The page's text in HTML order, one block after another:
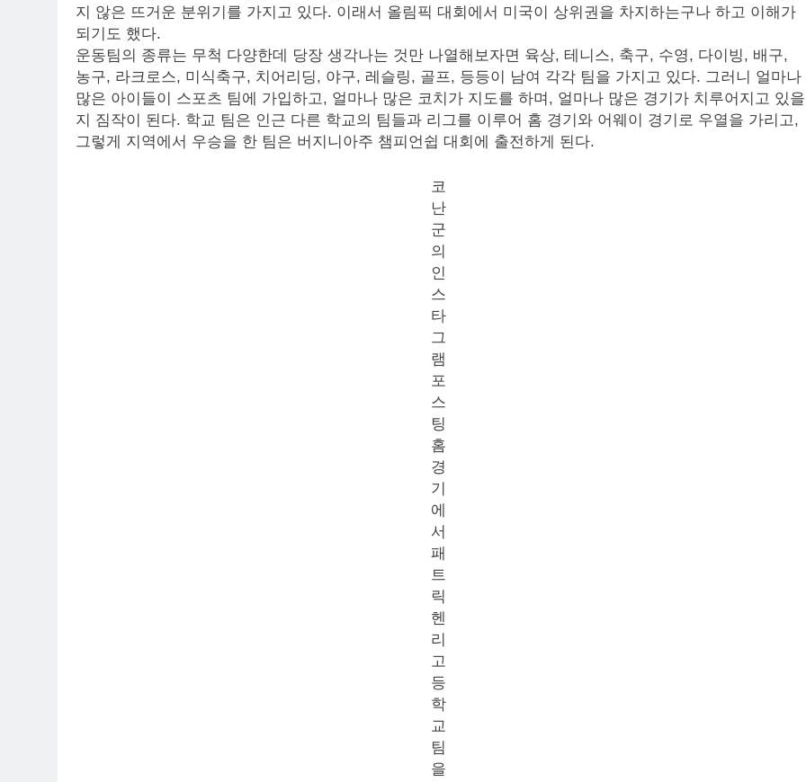
지 않은 뜨거운 분위기를 가지고 있다. 이래서 올림픽 대회에서 미국이 상위권을 차지하는구나 하고 이해가
되기도 했다.
운동팀의 종류는 무척 다양한데 당장 생각나는 것만 나열해보자면 육상, 테니스, 축구, 수영, 다이빙, 배구,
농구, 라크로스, 미식축구, 치어리딩, 야구, 레슬링, 골프, 등등이 남여 각각 팀을 가지고 있다. 그러니 얼마나
많은 아이들이 스포츠 팀에 가입하고, 얼마나 많은 코치가 지도를 하며, 얼마나 많은 경기가 치루어지고 있을
지 짐작이 된다. 학교 팀은 인근 다른 학교의 팀들과 리그를 이루어 홈 경기와 어웨이 경기로 우열을 가리고,
그렇게 지역에서 우승을 한 팀은 버지니아주 챔피언쉽 대회에 출전하게 된다.
코
난
군
의
인
스
타
그
램
포
스
팅
홈
경
기
에
서
패
트
릭
헨
리
고
등
학
교
팀
을